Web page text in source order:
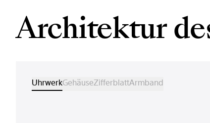
Architektur
UhrwerkGehäuseZifferblattArmband